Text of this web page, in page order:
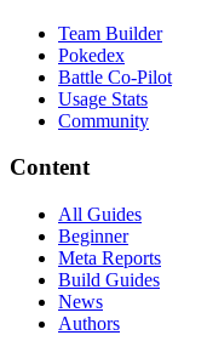
Team Builder
Pokedex
Battle Co-Pilot
Usage Stats
Community
Content
All Guides
Beginner
Meta Reports
Build Guides
News
Authors